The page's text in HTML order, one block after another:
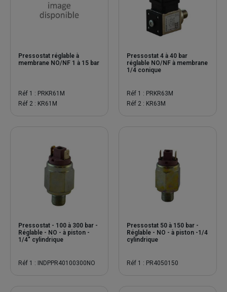
Pressostat réglable à
membrane NO/NF 1 à 15 bar
Réf 1 : PRKR61M
Réf 2 : KR61M
Pressostat 4 à 40 bar
réglable NO/NF à membrane
1/4 conique
Réf 1 : PRKR63M
Réf 2 : KR63M
Pressostat - 100 à 300 bar -
Réglable - NO - à piston -
1/4" cylindrique
Réf 1 : INDPPR40100300NO
Pressostat 50 à 150 bar -
Réglable - NO - à piston -1/4
cylindrique
Réf 1 : PR4050150